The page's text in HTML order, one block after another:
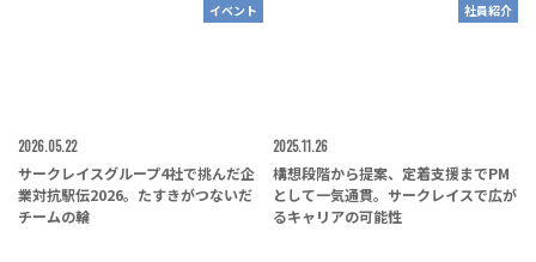
イベント
2026.05.22
サークレイスグループ4社で挑んだ企
業対抗駅伝2026。たすきがつないだ
チームの輪
社員紹介
2025.11.26
構想段階から提案、定着支援までPM
として一気通貫。サークレイスで広が
るキャリアの可能性